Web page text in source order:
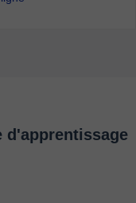
d'apprentissage